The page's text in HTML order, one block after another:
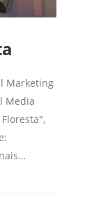
Marketing
Media